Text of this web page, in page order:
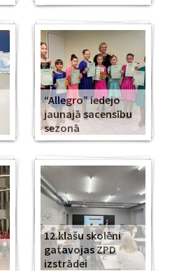
“Allegro” iedejo
jaunajā sacensību
sezonā
12.klašu skolēni
gatavojas ZPD
izstrādei